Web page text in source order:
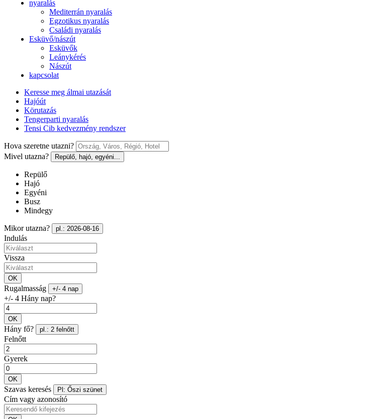
nyaralás
Mediterrán nyaralás
Egzotikus nyaralás
Családi nyaralás
Esküvő/nászút
Esküvők
Leánykérés
Nászút
kapcsolat
Keresse meg álmai utazását
Hajóút
Körutazás
Tengerparti nyaralás
Tensi Cib kedvezmény rendszer
Hova szeretne utazni?
Mivel utazna?
Repülő, hajó, egyéni...
Repülő
Hajó
Egyéni
Busz
Mindegy
Mikor utazna? pl.: 2026-08-16
Indulás
Vissza
OK
Rugalmasság +/- 4 nap
+/- 4 Hány nap?
OK
Hány fő? pl.: 2 felnőtt
Felnőtt
Gyerek
OK
Szavas keresés Pl: Őszi szünet
Cím vagy azonosító